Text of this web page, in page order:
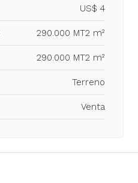
US$ 4
290.000 MT2 m²
290.000 MT2 m²
Terreno
Venta